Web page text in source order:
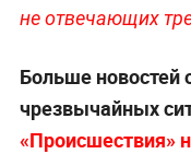
не отвечающих
Больше новостей
чрезвычайных
«Происшествия»